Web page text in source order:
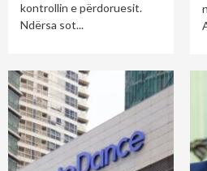
kontrollin e përdoruesit.
Ndërsa sot...